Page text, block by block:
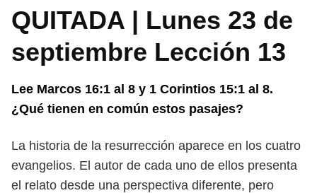
QUITADA | Lunes 23 de
septiembre Lección 13
Lee Marcos 16:1 al 8 y 1 Corintios 15:1 al 8.
¿Qué tienen en común estos pasajes?
La historia de la resurrección aparece en los cuatro
evangelios. El autor de cada uno de ellos presenta
el relato desde una perspectiva diferente, pero